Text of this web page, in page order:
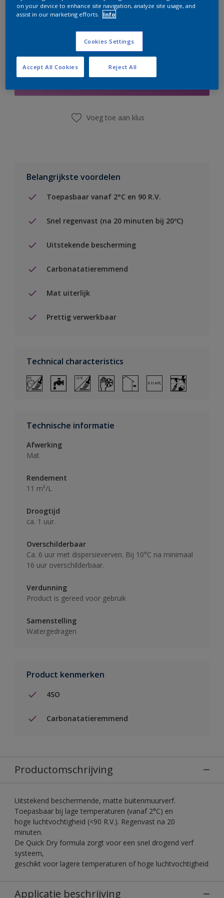
Boodschappenlijst
Voeg toe aan klus
Belangrijkste voordelen
Toepasbaar vanaf 2°C en 90 R.V.
Snel regenvast (na 20 minuten bij 20ºC)
Uitstekende bescherming
Carbonatatieremmend
Mat uiterlijk
Prettig verwerkbaar
Technical characteristics
Technische informatie
Afwerking
Mat
Rendement
11 m²/L
Droogtijd
ca. 1 uur.
Overschilderbaar
Ca. 6 uur met dispersieverven. Bij 10°C na minimaal
16 uur overschilderbaar.
Verdunning
Product is gereed voor gebruik
Samenstelling
Watergedragen
Product kenmerken
4SO
Carbonatatieremmend
Productomschrijving
Uitstekend beschermende, matte buitenmuurverf.
Toepasbaar bij lage temperaturen (vanaf 2°C) en
hoge luchtvochtigheid (<90 R.V.). Regenvast na 20
minuten.
De Quick Dry formula zorgt voor een snel drogend verf
systeem,
geschikt voor lagere temperaturen of hoge luchtvochtigheid
Applicatie beschrijving
on your device to enhance site navigation, analyze site usage, and
assist in our marketing efforts.
Info
Cookies Settings
Reject All
Accept All Cookies